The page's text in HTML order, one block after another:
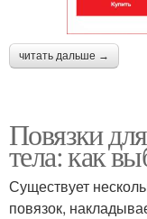
читать дальше →
Повязки
тела: как
Существует
повязок,